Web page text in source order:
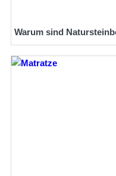
Warum sind